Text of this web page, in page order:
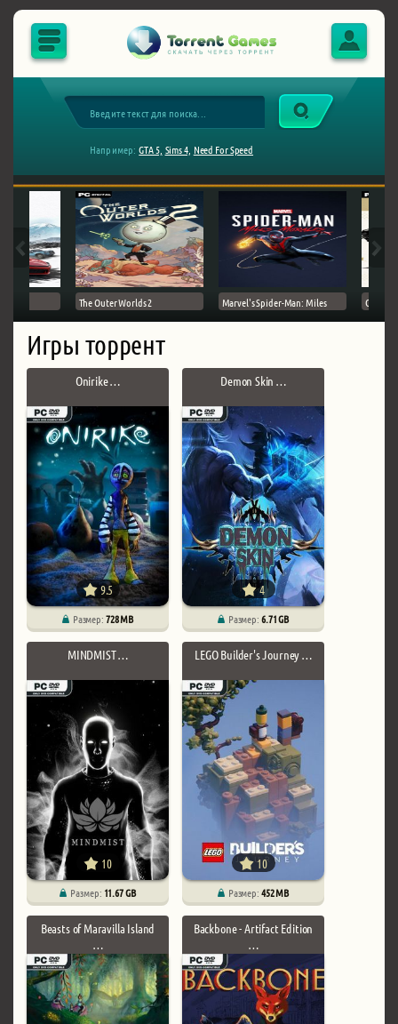
Например: GTA 5, Sims 4, Need For Speed
The Outer Worlds 2 Marvel's Spider-Man: Miles Ghost
Игры торрент
Onirike …
9.5
Размер:728 MB
Demon Skin …
4
Размер:6.71 GB
MINDMIST …
10
Размер: 11.67 GB
LEGO Builder's Journey …
10
Размер:452 MB
Beasts of Maravilla Island
…
Backbone - Artifact Edition
…